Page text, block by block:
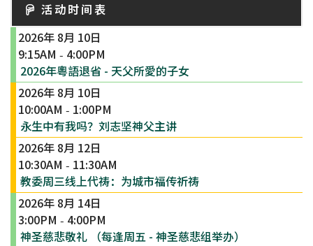
活动时间表
2026年 8月 10日
9:15AM - 4:00PM
2026年粵語退省 - 天父所愛的子女
2026年 8月 10日
10:00AM - 1:00PM
永生中有我吗？刘志坚神父主讲
2026年 8月 12日
10:30AM - 11:30AM
教委周三线上代祷：为城市福传祈祷
2026年 8月 14日
3:00PM - 4:00PM
神圣慈悲敬礼 （每逢周五 - 神圣慈悲组举办）